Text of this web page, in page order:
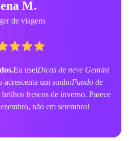
M.
de viagens
Eu useiDicas de neve Gemini
um sonhoFundo de
brilhos frescos de inverno. Parece
não em setembro!